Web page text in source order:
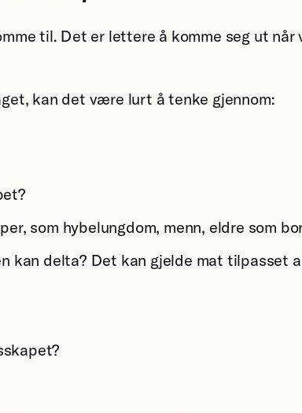
til. Det er lettere å komme seg ut når
kan det være lurt å tenke gjennom:
som hybelungdom, menn, eldre som
kan delta? Det kan gjelde mat tilpasset